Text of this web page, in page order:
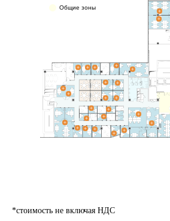
Общие зоны
*стоимость не включая НДС